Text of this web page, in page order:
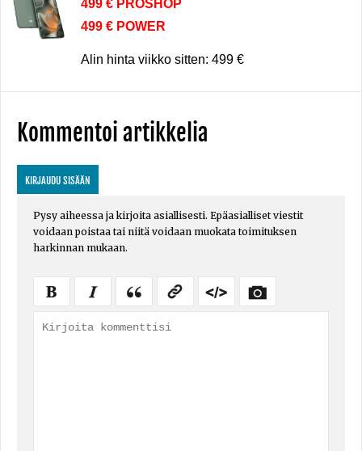
499 € PROSHOP
499 € POWER
Alin hinta viikko sitten: 499 €
Kommentoi artikkelia
KIRJAUDU SISÄÄN
Pysy aiheessa ja kirjoita asiallisesti. Epäasialliset viestit
voidaan poistaa tai niitä voidaan muokata toimituksen
harkinnan mukaan.